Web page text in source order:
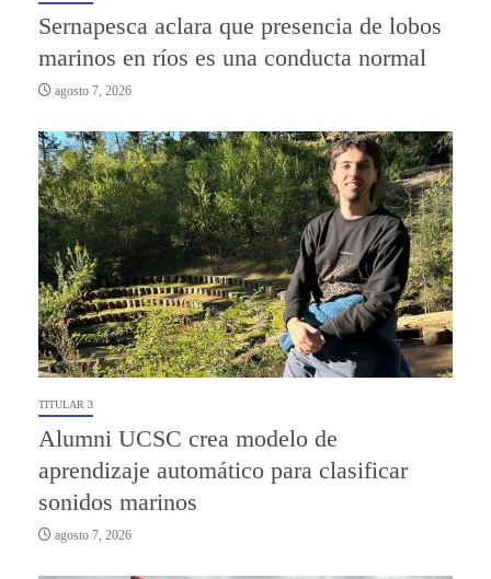
Sernapesca aclara que presencia de lobos
marinos en ríos es una conducta normal
agosto 7, 2026
TITULAR 3
Alumni UCSC crea modelo de
aprendizaje automático para clasificar
sonidos marinos
agosto 7, 2026